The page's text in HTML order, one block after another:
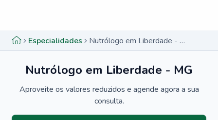
Especialidades Nutrólogo em Liberdade - MG
Nutrólogo em Liberdade - MG
Aproveite os valores reduzidos e agende agora a sua
consulta.